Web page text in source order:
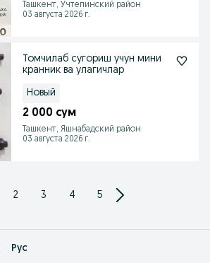
Ташкент, Учтепинский район
03 августа 2026 г.
Томчилаб сугориш учун мини
кранник ва улагичлар
Новый
2 000 сум
Ташкент, Яшнабадский район
03 августа 2026 г.
2 3 4 5
Рус